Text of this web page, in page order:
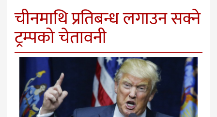
चीनमाथि प्रतिबन्ध लगाउन सक्ने
ट्रम्पको चेतावनी